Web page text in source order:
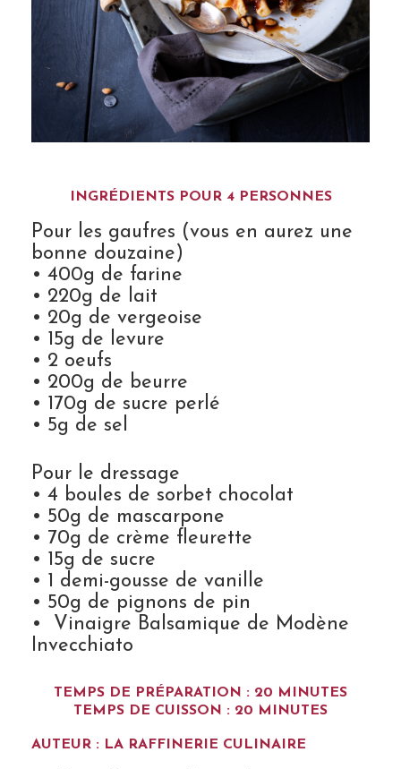
INGRÉDIENTS POUR 4 PERSONNES
Pour les gaufres (vous en aurez une
bonne douzaine)
• 400g de farine
• 220g de lait
• 20g de vergeoise
• 15g de levure
• 2 oeufs
• 200g de beurre
• 170g de sucre perlé
• 5g de sel
Pour le dressage
• 4 boules de sorbet chocolat
• 50g de mascarpone
• 70g de crème fleurette
• 15g de sucre
• 1 demi-gousse de vanille
• 50g de pignons de pin
• Vinaigre Balsamique de Modène
Invecchiato
TEMPS DE PRÉPARATION : 20 MINUTES
TEMPS DE CUISSON : 20 MINUTES
AUTEUR : LA RAFFINERIE CULINAIRE